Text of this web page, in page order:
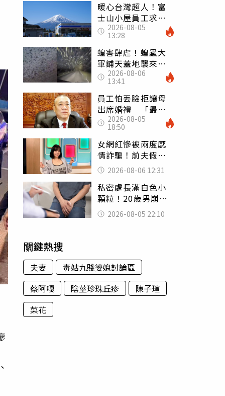
暖心台灣超人！富
士山小屋員工求助
「想活下去」 山
友狂背物資上山：
台灣真的是寶島
2026-08-05
13:28
蝗害肆虐！蝗蟲大
軍鋪天蓋地襲來宛
如末日 網驚：聖
經十災
2026-08-06
13:41
員工怕丟臉拒讓母
出席婚禮 「最愛
發錢老闆」震怒開
除：我看不起你
2026-08-05
18:50
女網紅慘被兩度感
情詐騙！前夫假割
頸詐光200萬再遇假
富商「養套殺2000
萬」
2026-08-06 12:31
私密處長滿白色小
顆粒！20歲男崩潰
求診 醫曝5大真相
別再誤會
2026-08-05 22:10
關鍵熱搜
夫妻
毒姑九賤婆媳討論區
蔡阿嘎
陰莖珍珠丘疹
陳子瑄
菜花